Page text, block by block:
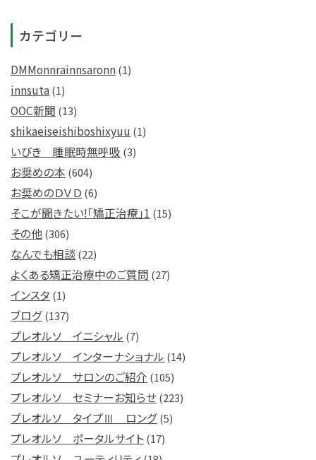
カテゴリー
DMMonnrainnsaronn(1)
innsuta(1)
OOC新聞 (13)
shikaeiseishiboshixyuu (1)
いびき 睡眠時無呼吸 (3)
お奨めの本 (604)
お奨めのＤＶＤ (6)
そこが聞きたい!「矯正治療」1 (15)
その他(306)
なんでも相談(22)
よくある矯正治療中のご質問 (27)
インスタ (1)
ブログ(137)
プレオルソ イニシャル (7)
プレオルソ インターナショナル (14)
プレオルソ サロンのご紹介 (105)
プレオルソ セミナーお知らせ(223)
プレオルソ タイプⅢ ロング(5)
プレオルソ ポータルサイト(17)